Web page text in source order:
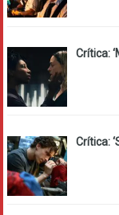
Crítica:
Crítica: